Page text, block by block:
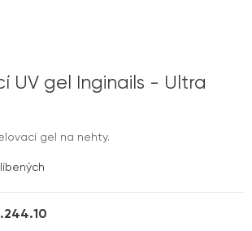
UV gel Inginails - Ultra
gel na nehty.